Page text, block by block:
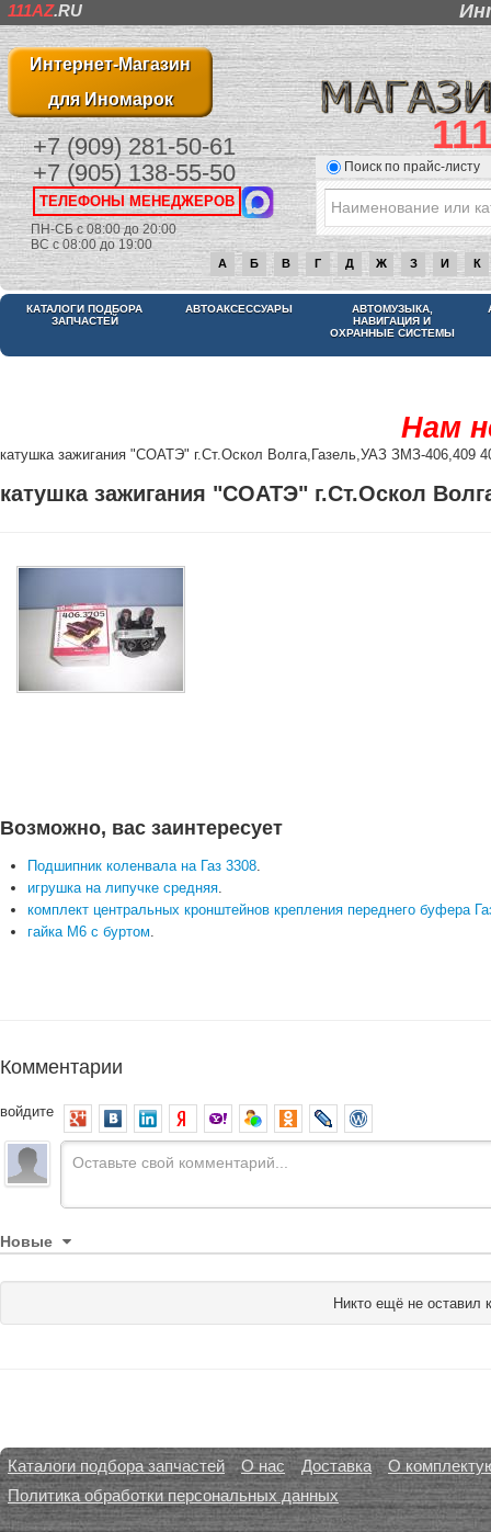
111AZ.RU
Интернет-Магазин
для Иномарок
+7 (909) 281-50-61
+7 (905) 138-55-50
ТЕЛЕФОНЫ МЕНЕДЖЕРОВ
ПН-СБ с 08:00 до 20:00
ВС с 08:00 до 19:00
Поиск по прайс-листу
А Б В Г Д Ж З И К
КАТАЛОГИ ПОДБОРА
ЗАПЧАСТЕЙ
АВТОАКСЕССУАРЫ
АВТОМУЗЫКА,
НАВИГАЦИЯ И
ОХРАННЫЕ СИСТЕМЫ
Нам
катушка зажигания "СОАТЭ" г.Ст.Оскол Волга,Газель,УАЗ ЗМЗ-406,409
катушка зажигания "СОАТЭ" г.Ст.Оскол
Возможно, вас заинтересует
Подшипник коленвала на Газ 3308.
игрушка на липучке средняя.
комплект центральных кронштейнов крепления переднего буфера
гайка М6 с буртом.
Комментарии
войдите
Новые
Никто ещё не оставил
Каталоги подбора запчастей О нас Доставка
О
Политика обработки персональных данных